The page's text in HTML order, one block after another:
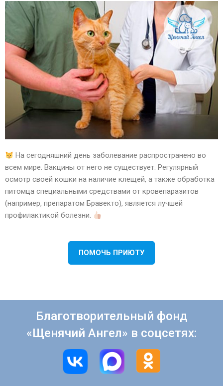
На сегодняшний день заболевание распространено во
всем мире. Вакцины от него не существует. Регулярный
осмотр своей кошки на наличие клещей, а также обработка
питомца специальными средствами от кровепаразитов
(например, препаратом Бравекто), является лучшей
профилактикой болезни.
ПОМОЧЬ ПРИЮТУ
Благотворительный фонд
«Щенячий Ангел» в соцсетях: